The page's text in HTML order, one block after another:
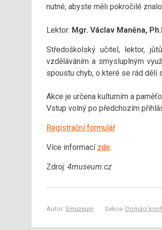
nutné, abyste měli pokročilé
Lektor: Mgr. Václav Maněna,
Středoškolský učitel, lektor,
vzděláváním a smysluplným
spoustu chyb, o které se rád dělí
Akce je určena kulturním a
Vstup volný po předchozím
Registrační formulář
Více informací zde.
Zdroj: 4museum.cz
Autor: Emuzeum Sekce: Domácí